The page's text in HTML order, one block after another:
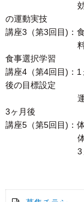
効果的に
の運動実技
講座3（第3回目)：
料理モデ
食事選択学習
講座4（第4回目)：
後の目標設定
運動
3ヶ月後
講座5（第5回目)：
体力測定
3ヵ月の